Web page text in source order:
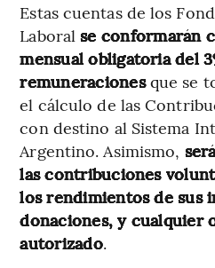
Estas cuentas de los
Laboralse conformarán
mensual obligatoria del
remuneracionesque se
el cálculo de las
con destino al Sistema
Argentino. Asimismo,
las contribuciones
los rendimientos de sus
donaciones, y cualquier
autorizado.